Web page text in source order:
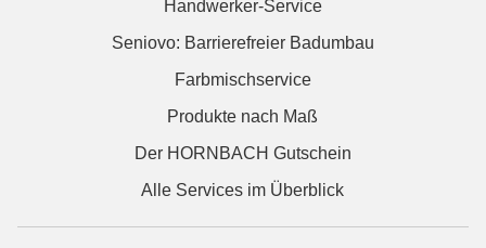
Handwerker-Service
Seniovo: Barrierefreier Badumbau
Farbmischservice
Produkte nach Maß
Der HORNBACH Gutschein
Alle Services im Überblick